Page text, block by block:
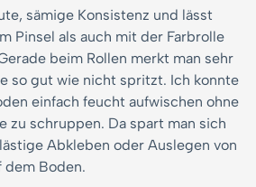
sämige Konsistenz und lässt
Pinsel als auch mit der Farbrolle
beim Rollen merkt man sehr
so gut wie nicht spritzt. Ich konnte
einfach feucht aufwischen ohne
zu schruppen. Da spart man sich
Abkleben oder Auslegen von
dem Boden.